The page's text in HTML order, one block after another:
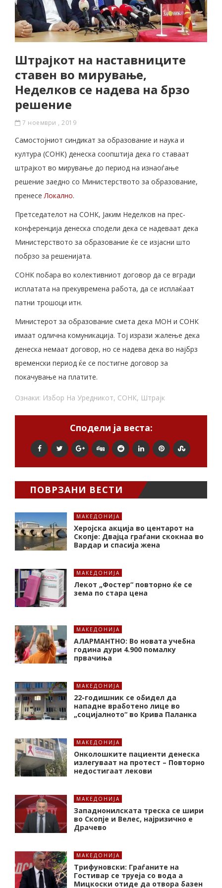
Штрајкот на наставниците
ставен во мирување,
Неделков се надева на брзо
решение
7 ноември , 2019
Самостојниот синдикат за образование и наука и
култура (СОНК) денеска соопштија дека го ставаат
штрајкот во мирување до период на изнаоѓање
решение заедно со Министерството за образование,
пренесе Локално.
Претседателот на СОНК, Јаким Неделков на прес-
конференција денеска сподели дека се надеваат дека
Министерството за образование ќе се изјасни што
побрзо за решенијата.
СОНК побара во колективниот договор да се вгради
исплатата на прекувремена работа, да се исплаќаат
патни трошоци итн.
Министерот за образование смета дека МОН и СОНК
имаат одлична комуникација. Тој изрази жалење дека
денеска немаат договор, но се надева дека во најбрз
временски период ќе се постигне договор за
покачување на платите.
Ознаки: Избор На Уредникот, СОНК, Штрајк
Сподели ја веста:
ПОВРЗАНИ ВЕСТИ
МАКЕДОНИЈА
Херојска акција во центарот на
Скопје: Двајца граѓани скокнаа во
Вардар и спасија жена
МАКЕДОНИЈА
Лекот „Фостер“ повторно ќе се
зема по стара цена
МАКЕДОНИЈА
АЛАРМАНТНО: Во новата учебна
година дури 4.900 помалку
првачиња
МАКЕДОНИЈА
22-годишник се обидел да
нападне вработено лице во
„социјалното“ во Крива Паланка
МАКЕДОНИЈА
Онколошките пациенти денеска
излегуваат на протест – Повторно
недостигаат лекови
МАКЕДОНИЈА
Западнонилската треска се шири
во Скопје и Велес, најризично е
Драчево
МАКЕДОНИЈА
Трифуновски: Граѓаните на
Гостивар се труеја со вода а
Мицкоски отиде да отвора базен